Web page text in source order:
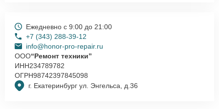
г. Екатеринбург ул. Энгельса, д.36
Ежедневно с 9:00 до 21:00
+7 (343) 288-39-12
info@honor-pro-repair.ru
ООО“Ремонт техники”
ИНН234789782
ОГРН98742397845098